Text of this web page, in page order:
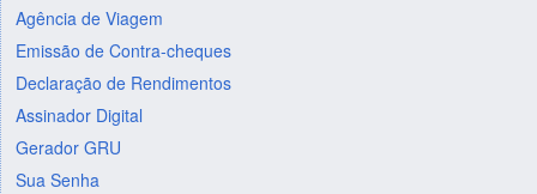
Agência de Viagem
Emissão de Contra-cheques
Declaração de Rendimentos
Assinador Digital
Gerador GRU
Sua Senha